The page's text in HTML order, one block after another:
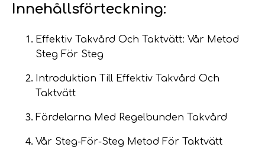
Innehållsförteckning:
Effektiv Takvård Och Taktvätt: Vår Metod
Steg För Steg
Introduktion Till Effektiv Takvård Och
Taktvätt
Fördelarna Med Regelbunden Takvård
Vår Steg-För-Steg Metod För Taktvätt